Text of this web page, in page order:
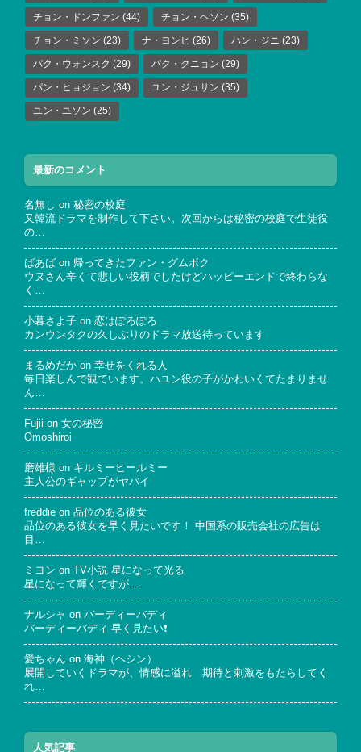
チョン・ドンファン (44) チョン・ヘソン (35)
チョン・ミソン (23) ナ・ヨンヒ (26) ハン・ジニ (23)
パク・ウォンスク (29) パク・クニョン (29)
パン・ヒョジョン (34) ユン・ジュサン (35)
ユン・ユソン (25)
最新のコメント
名無し on 秘密の校庭
又韓流ドラマを制作して下さい。次回からは秘密の校庭で生徒役
の…
ばあば on 帰ってきたファン・グムボク
ウヌさん辛くて悲しい役柄でしたけどハッピーエンドで終わらな
く…
小暮さよ子 on 恋はぽろぽろ
カンウンタクの久しぶりのドラマ放送待っています
まるめだか on 幸せをくれる人
毎日楽しんで観ています。ハユン役の子がかわいくてたまりませ
ん…
Fujii on 女の秘密
Omoshiroi
磨雄様 on キルミーヒールミー
主人公のギャップがヤバイ
freddie on 品位のある彼女
品位のある彼女を早く見たいです！ 中国系の販売会社の広告は
目…
ミヨン on
TV小説 星になって光る
星になって輝くですが…
ナルシャ on バーディーバディ
バーディーバディ 早く見たい❗
愛ちゃん on 海神（ヘシン）
展開していくドラマが、情感に溢れ 期待と刺激をもたらしてく
れ…
人気記事